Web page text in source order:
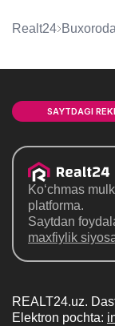
Realt24 Buxoroda
SAYTDAGI
Ko‘chmas
platforma.
Saytdan
maxfiylik
REALT24.uz.
Elektron pochta: